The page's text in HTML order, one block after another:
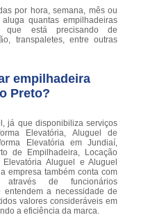
por hora, semana, mês ou
quantas empilhadeiras
que está precisando de
transpaletes, entre outras
empilhadeira
Preto?
já que disponibiliza serviços
Elevatória, Aluguel de
Elevatória em Jundiaí,
de Empilhadeira, Locação
Aluguel e Aluguel
empresa também conta com
através de funcionários
a necessidade de
valores consideráveis em
a eficiência da marca.